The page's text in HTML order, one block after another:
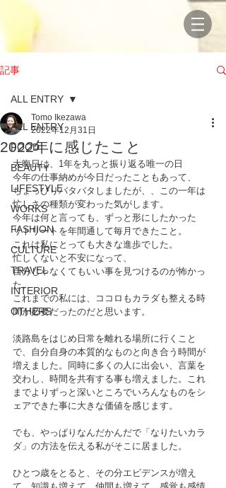
記事
ALL ENTRY
FOOD
BEAUTY
LIFESTYLE
WORKS
FASHION
CULTURE
TRAVEL
INTERIOR
OTHERS
ALL ENTRY
2022年に感じたこと
Tomo Ikezawa
2022年12月31日
大晦日は、1年を丸っと振り返る唯一の日
今年の仕事納めが今日だったこともあって、
ちょっぴりバタバタしましたが、、この一年は
忙しさの種類が変わった気がします。
今年は何と言っても、ずっと形にしたかった
リトリートを年間通して毎月できたこと。
これは私にとっても大きな進歩でした。
忙しくないと不安になって、
自分じゃなくてもいい事を見つけるのが怖かっ
た。
これまでの私には、ココロもカラダも整える時
間が必要だったのだと思います。
淡路島をはじめ日常を離れる場所に行くこと
で、自分自身の本質的なものと向き合う時間が
増えました。同時に多くの人に出会い、言葉を
交わし、時間を共有する事も増えました。これ
までよりずっと深いところでいろんなものをシ
ェアできた事に大きな価値を感じます。
でも、やっぱりなんだかんだで「なりたいカラ
ダ」の方法を伝える私がそこに居ました。
ひとつ歳をとると、その分エビデンスが増え